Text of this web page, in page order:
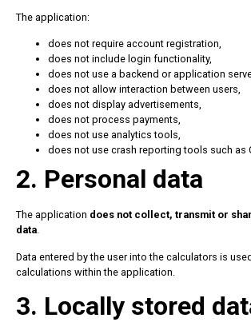
The application:
does not require account registration,
does not include login functionality,
does not use a backend or application
does not allow interaction between users,
does not display advertisements,
does not process payments,
does not use analytics tools,
does not use crash reporting tools such as
2. Personal data
The application does not collect, transmit or
data.
Data entered by the user into the calculators is
calculations within the application.
3. Locally stored